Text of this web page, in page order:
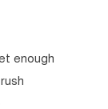
enough